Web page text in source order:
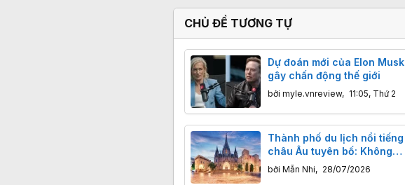
c
:
CHỦ ĐỀ TƯƠNG TỰ
Dự đoán mới của Elon Musk
gây chấn động thế giới
bởi myle.vnreview, 11:05, Thứ 2
Thành phố du lịch nổi tiếng
châu Âu tuyên bố: Không
muốn đón thêm bất kỳ du
khách nào
bởi Mẫn Nhi, 28/07/2026